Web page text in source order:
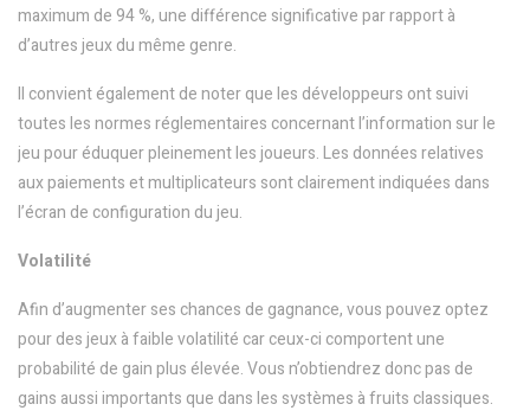
maximum de 94 %, une différence significative par rapport à
d’autres jeux du même genre.
Il convient également de noter que les développeurs ont suivi
toutes les normes réglementaires concernant l’information sur le
jeu pour éduquer pleinement les joueurs. Les données relatives
aux paiements et multiplicateurs sont clairement indiquées dans
l’écran de configuration du jeu.
Volatilité
Afin d’augmenter ses chances de gagnance, vous pouvez optez
pour des jeux à faible volatilité car ceux-ci comportent une
probabilité de gain plus élevée. Vous n’obtiendrez donc pas de
gains aussi importants que dans les systèmes à fruits classiques.